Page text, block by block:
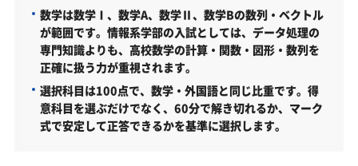
金沢工業大学情報フロンティア学部はどんなとこ
ろ？
学科・専攻（コース）の概要
難易度（前年度の入試結果に基づく指標）
取得できる資格・主な卒業後の進路
数学は数学Ⅰ、数学A、数学Ⅱ、数学Bの数列・ベクトル
が範囲です。情報系学部の入試としては、データ処理の
専門知識よりも、高校数学の計算・関数・図形・数列を
正確に扱う力が重視されます。
選択科目は100点で、数学・外国語と同じ比重です。得
意科目を選ぶだけでなく、60分で解き切れるか、マーク
式で安定して正答できるかを基準に選択します。